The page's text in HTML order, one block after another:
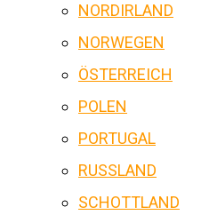
NORDIRLAND
NORWEGEN
ÖSTERREICH
POLEN
PORTUGAL
RUSSLAND
SCHOTTLAND